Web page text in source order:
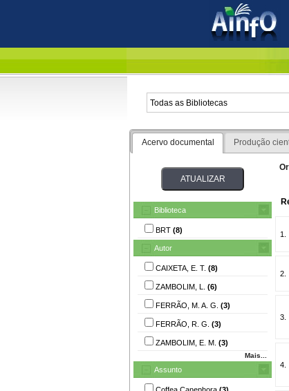
Acervo documental Produção
Biblioteca
BRT (8)
Autor
CAIXETA, E. T. (8)
ZAMBOLIM, L. (6)
FERRÃO, M. A. G. (3)
FERRÃO, R. G. (3)
ZAMBOLIM, E. M. (3)
Mais...
Assunto
Coffea Canephora (3)
1.
2.
3.
4.